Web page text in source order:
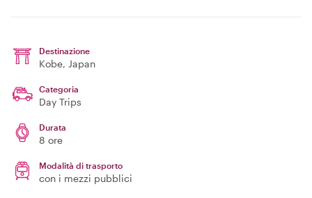
Destinazione
Kobe, Japan
Categoria
Day Trips
Durata
8 ore
Modalità di trasporto
con i mezzi pubblici